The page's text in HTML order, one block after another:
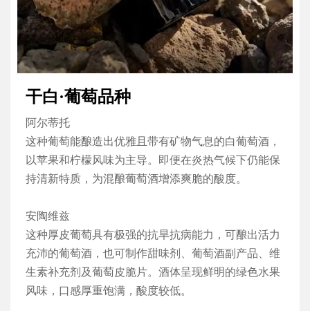
干白·葡萄品种
阿尔蒂托
这种葡萄能酿造出优雅且带有矿物气息的白葡萄酒，
以苹果和柠檬风味为主导。即便在炎热气候下仍能保
持清新特质，为混酿葡萄酒增添爽脆的酸度。
安陶维兹
这种厚皮葡萄具有极强的抗旱抗病能力，可酿出活力
充沛的葡萄酒，也可制作甜味剂、葡萄酒副产品、维
生素补充剂及葡萄皮脆片。酒体呈现鲜明的绿色水果
风味，口感厚重饱满，酸度较低。
特林卡黛拉
酿制的红酒带有明亮的树莓果香，混合辛辣胡椒与草
本风味，酸度清新。在炎热气候下表现尤为突出，能
旖安·阿连特茹大区
干白葡萄酒典藏版
专为日常生活和非正式场合打造的佳酿
酿制工艺
这款年轻且果味浓郁的葡萄酒，源自专为EA品牌精选
的优质葡萄园地块。葡萄采自尤金尼奥·德·阿尔梅达
基金会（FundaçãoEugénio de Almeida）葡萄园中种植
的维欧尼、阿瑞图、赛美蓉和阿尔巴利诺品种。当葡
萄达到理想的成熟状态时，进行采收并运至酒庄，随
透露着一种简约大气的美，三星级推荐。